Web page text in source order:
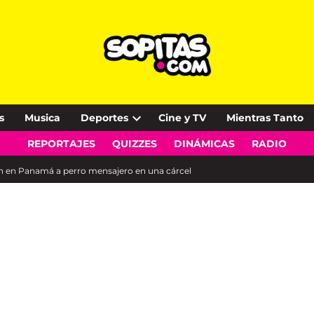
Musica Deportes
Open
dropdown
Cine y TV Mientras Tanto
REPORTAJES QUIZZES DINÁMICAS RADIO
en Panamá a perro mensajero en una cárcel